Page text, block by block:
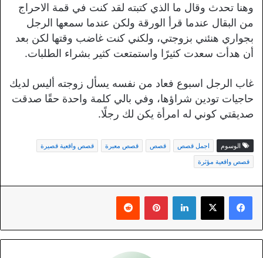
وهنا تحدث وقال ما الذي كتبته لقد كنت في قمة الاحراج
من البقال عندما قرأ الورقة ولكن عندما سمعها الرجل
بجواري هنئني بزوجتي، ولكني كنت غاضب وقتها لكن بعد
أن هدأت سعدت كثيرًا واستمتعت كثير بشراء الطلبات.
غاب الرجل اسبوع فعاد من نفسه يسأل زوجته أليس لديك
حاجيات تودين شراؤها، وفي بالي كلمة واحدة حقًا صدقت
صديقتي كوني له امرأة يكن لك رجلًا.
الوسوم اجمل قصص قصص قصص معبرة
قصص واقعية قصيرة
قصص واقعية مؤثرة
لينكدإن بينتيريست